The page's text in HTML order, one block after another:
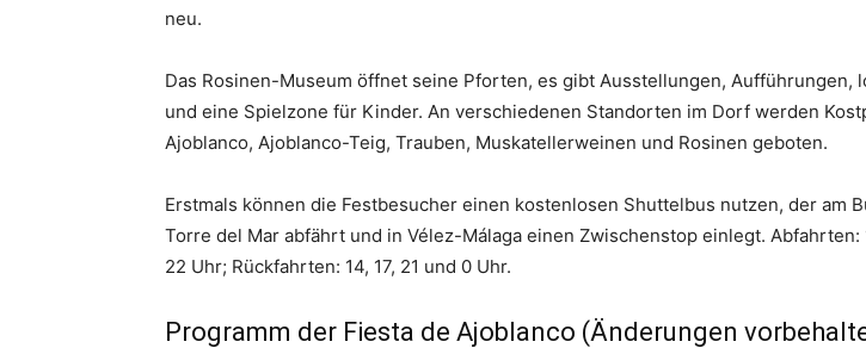
neu.
Das Rosinen-Museum öffnet seine Pforten, es gibt Ausstellungen, Aufführungen,
und eine Spielzone für Kinder. An verschiedenen Standorten im Dorf werden
Ajoblanco, Ajoblanco-Teig, Trauben, Muskatellerweinen und Rosinen geboten.
Erstmals können die Festbesucher einen kostenlosen Shuttelbus nutzen, der am
Torre del Mar abfährt und in Vélez-Málaga einen Zwischenstop einlegt. Abfahrten:
22 Uhr; Rückfahrten: 14, 17, 21 und 0 Uhr.
Programm der Fiesta de Ajoblanco (Änderungen